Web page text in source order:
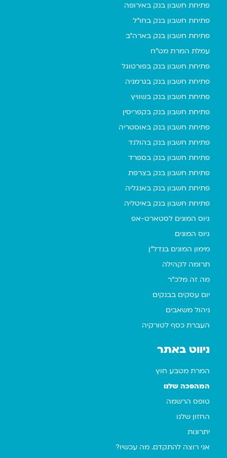
פתיחת חשבון בנק באירופה
פתיחת חשבון בנק בחו"ל
פתיחת חשבון בנק בארה"ב
עמלת המרת מט"ח
פתיחת חשבון בנק בפורטוגל
פתיחת חשבון בנק בגרמניה
פתיחת חשבון בנק בשוויץ
פתיחת חשבון בנק בקפריסין
פתיחת חשבון בנק באוסטריה
פתיחת חשבון בנק בהולנד
פתיחת חשבון בנק בספרד
פתיחת חשבון בנק בצרפת
פתיחת חשבון בנק באנגליה
פתיחת חשבון בנק באיטליה
גיוס המונים לסטארט-אפ
גיוס המונים
מימון המונים בנדל"ן
תרומה לקהילה
מה זה מלכ"ר
יום עסקים בבנקים
ניהול משאבים
העברת כסף לטורקיה
ניווט באתר
המרת מטבע חוץ
המהפכה שלנו
טופס הרשמה
החזון שלנו
יתרונות
אני רוצה להתקדם. מה עכשיו?